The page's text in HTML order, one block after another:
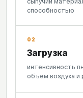
способностью
02
Загрузка
интенсивность
объём воздуха